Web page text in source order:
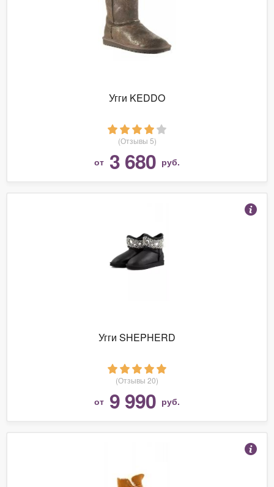
Угги KEDDO
(Отзывы 5)
от 3 680 руб.
Угги SHEPHERD
(Отзывы 20)
от 9 990 руб.